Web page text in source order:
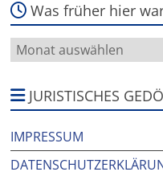
Was früher hier
Was
früher
warJURISTISCHES
IMPRESSUM